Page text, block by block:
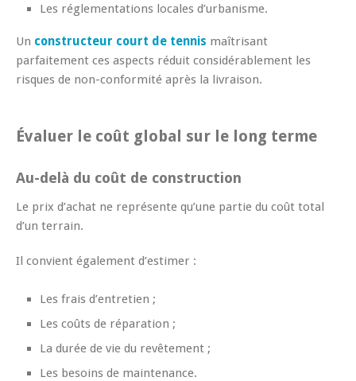
Les réglementations locales d’urbanisme.
Un constructeur court de tennis maîtrisant
parfaitement ces aspects réduit considérablement les
risques de non-conformité après la livraison.
Évaluer le coût global sur le long terme
Au-delà du coût de construction
Le prix d’achat ne représente qu’une partie du coût total
d’un terrain.
Il convient également d’estimer :
Les frais d’entretien ;
Les coûts de réparation ;
La durée de vie du revêtement ;
Les besoins de maintenance.